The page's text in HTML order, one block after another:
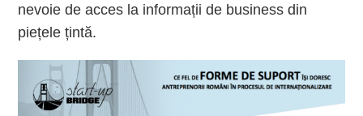
nevoie de acces la informații de business din
piețele țintă.